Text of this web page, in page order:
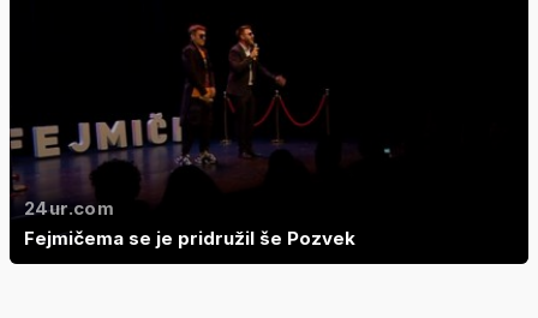
24ur.com
Fejmičema se je pridružil še Pozvek